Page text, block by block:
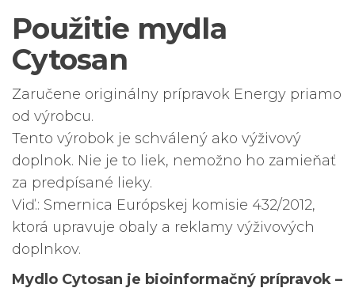
Použitie mydla
Cytosan
Zaručene originálny prípravok Energy priamo
od výrobcu.
Tento výrobok je schválený ako výživový
doplnok. Nie je to liek, nemožno ho zamieňať
za predpísané lieky.
Viď.: Smernica Európskej komisie 432/2012,
ktorá upravuje obaly a reklamy výživových
doplnkov.
Mydlo Cytosan je bioinformačný prípravok –